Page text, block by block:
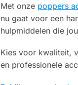
Met onze poppers
nu gaat voor een
hulpmiddelen die
Kies voor kwaliteit,
en professionele